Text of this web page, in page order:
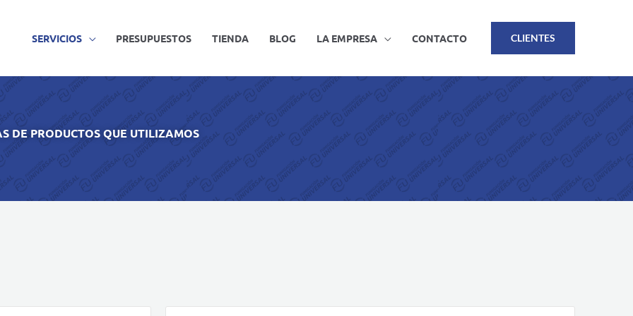
SERVICIOS PRESUPUESTOS TIENDA BLOG LA EMPRESA CONTACTO CLIENTES
DE PRODUCTOS QUE UTILIZAMOS